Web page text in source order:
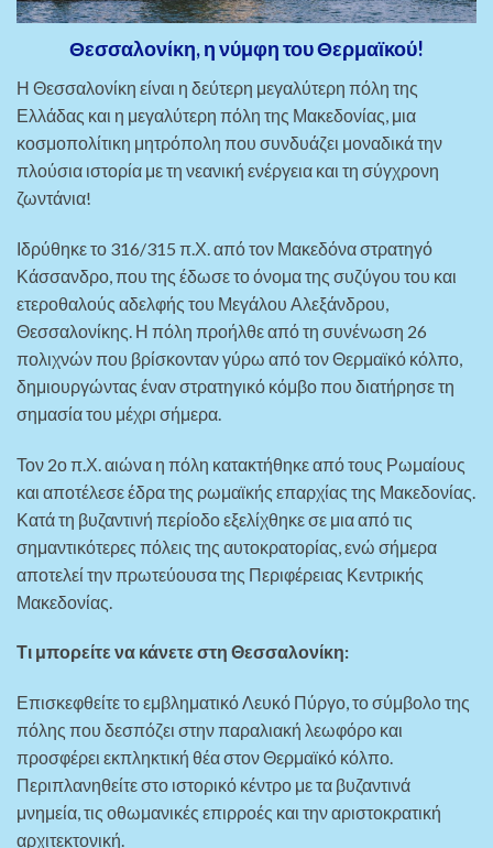
Θεσσαλονίκη, η νύμφη του Θερμαϊκού!
Η Θεσσαλονίκη είναι η δεύτερη μεγαλύτερη πόλη της
Ελλάδας και η μεγαλύτερη πόλη της Μακεδονίας, μια
κοσμοπολίτικη μητρόπολη που συνδυάζει μοναδικά την
πλούσια ιστορία με τη νεανική ενέργεια και τη σύγχρονη
ζωντάνια!
Ιδρύθηκε το 316/315 π.Χ. από τον Μακεδόνα στρατηγό
Κάσσανδρο, που της έδωσε το όνομα της συζύγου του και
ετεροθαλούς αδελφής του Μεγάλου Αλεξάνδρου,
Θεσσαλονίκης. Η πόλη προήλθε από τη συνένωση 26
πολιχνών που βρίσκονταν γύρω από τον Θερμαϊκό κόλπο,
δημιουργώντας έναν στρατηγικό κόμβο που διατήρησε τη
σημασία του μέχρι σήμερα.
Τον 2ο π.Χ. αιώνα η πόλη κατακτήθηκε από τους Ρωμαίους
και αποτέλεσε έδρα της ρωμαϊκής επαρχίας της Μακεδονίας.
Κατά τη βυζαντινή περίοδο εξελίχθηκε σε μια από τις
σημαντικότερες πόλεις της αυτοκρατορίας, ενώ σήμερα
αποτελεί την πρωτεύουσα της Περιφέρειας Κεντρικής
Μακεδονίας.
Τι μπορείτε να κάνετε στη Θεσσαλονίκη:
Επισκεφθείτε το εμβληματικό Λευκό Πύργο, το σύμβολο της
πόλης που δεσπόζει στην παραλιακή λεωφόρο και
προσφέρει εκπληκτική θέα στον Θερμαϊκό κόλπο.
Περιπλανηθείτε στο ιστορικό κέντρο με τα βυζαντινά
μνημεία, τις οθωμανικές επιρροές και την αριστοκρατική
αρχιτεκτονική.